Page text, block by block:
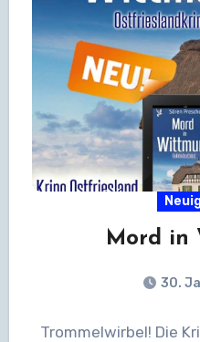
Mord in
30.
Trommelwirbel! Die